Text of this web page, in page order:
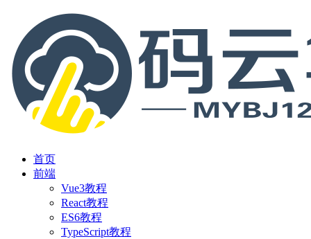
首页
前端
Vue3教程
React教程
ES6教程
TypeScript教程